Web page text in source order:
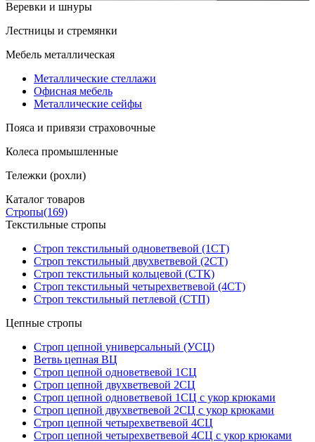
Веревки и шнуры
Лестницы и стремянки
Мебель металлическая
Металлические стеллажи
Офисная мебель
Металлические сейфы
Пояса и привязи страховочные
Колеса промышленные
Тележки (рохли)
Каталог товаров
Стропы(169)
Текстильные стропы
Строп текстильный одноветвевой (1СТ)
Строп текстильный двухветвевой (2СТ)
Строп текстильный кольцевой (СТК)
Строп текстильный четырехветвевой (4СТ)
Строп текстильный петлевой (СТП)
Цепные стропы
Строп цепной универсальный (УСЦ)
Ветвь цепная ВЦ
Строп цепной одноветвевой 1СЦ
Строп цепной двухветвевой 2СЦ
Строп цепной одноветвевой 1СЦ с укор крюками
Строп цепной двухветвевой 2СЦ с укор крюками
Строп цепной четырехветвевой 4СЦ
Строп цепной четырехветвевой 4СЦ с укор крюками